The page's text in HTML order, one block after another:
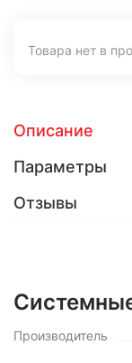
Товара нет в
Описание
Параметры
Отзывы
Производитель